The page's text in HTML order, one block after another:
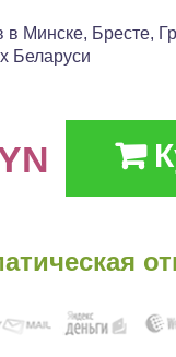
Траур
в Минске, Бресте,
Беларуси